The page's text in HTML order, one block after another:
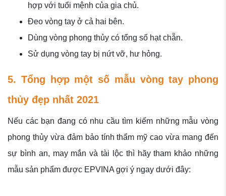
hợp với tuổi mệnh của gia chủ.
Đeo vòng tay ở cả hai bên.
Dùng vòng phong thủy có tổng số hạt chẵn.
Sử dụng vòng tay bị nứt vỡ, hư hỏng.
5. Tổng hợp một số mẫu vòng tay phong
thủy đẹp nhất 2021
Nếu các bạn đang có nhu cầu tìm kiếm những mẫu vòng
phong thủy vừa đảm bảo tính thẩm mỹ cao vừa mang đến
sự bình an, may mắn và tài lộc thì hãy tham khảo những
mẫu sản phẩm được EPVINA gợi ý ngay dưới đây: